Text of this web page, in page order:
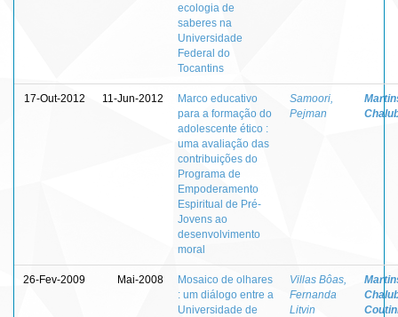
ecologia de
saberes na
Universidade
Federal do
Tocantins
17-Out-2012 11-Jun-2012
Marco educativo
para a formação do
adolescente ético :
uma avaliação das
contribuições do
Programa de
Empoderamento
Espiritual de Pré-
Jovens ao
desenvolvimento
moral
Samoori,
Pejman
26-Fev-2009 Mai-2008
Mosaico de olhares
: um diálogo entre a
Universidade de
Villas Bôas,
Fernanda
Litvin